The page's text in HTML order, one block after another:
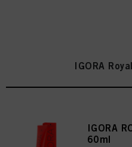
IGORA
IGORA
60ml